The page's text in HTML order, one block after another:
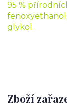
95 %
glykol.
Zboží